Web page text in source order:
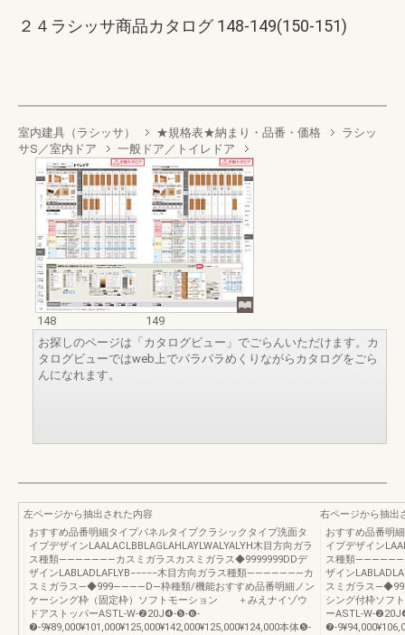
２４ラシッサ商品カタログ 148-149(150-151)
室内建具（ラシッサ） ★規格表★納まり・品番・価格
ラシッ
サS／室内ドア
一般ドア／トイレドア
148
149
お探しのページは「カタログビュー」でごらんいただけます。カ
タログビューではweb上でパラパラめくりながらカタログをごら
んになれます。
左ページから抽出された内容
おすすめ品番明細タイプパネルタイプクラシックタイプ洗面タ
イプデザインLAALACLBBLAGLAHLAYLWALYALYH木目方向ガラ
ス種類―――――――カスミガラスカスミガラス◆9999999DDデ
ザインLABLADLAFLYB−−−−−木目方向ガラス種類―――――――カ
スミガラス―◆999――――D―枠種類/機能おすすめ品番明細ノン
ケーシング枠（固定枠）ソフトモーション ＋みえナイゾウ
ドアストッパーASTL-W-❷20J❹-❺-❻-
❼-9¥89,000¥101,000¥125,000¥142,000¥125,000¥124,000本体❺-
右ページから抽出
おすすめ品番明
イプデザイン
ス種類―――――――
ザイン
スミガラス
シング付枠ソフ
ーASTL-W-
❼-